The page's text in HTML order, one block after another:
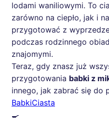
lodami waniliowymi. To
zarówno na ciepło, jak i
przygotować z
podczas rodzinnego
znajomymi.
Teraz, gdy znasz już
przygotowania babki z
innego, jak zabrać się do
BabkiCiasta
🍳